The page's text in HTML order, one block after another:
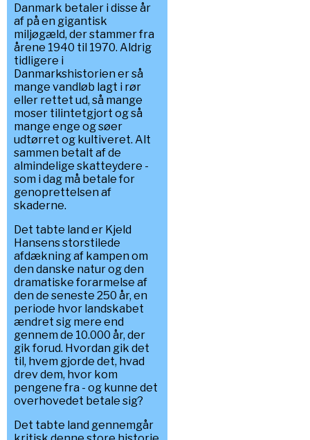
Danmark betaler i disse år
af på en gigantisk
miljøgæld, der stammer fra
årene 1940 til 1970. Aldrig
tidligere i
Danmarkshistorien er så
mange vandløb lagt i rør
eller rettet ud, så mange
moser tilintetgjort og så
mange enge og søer
udtørret og kultiveret. Alt
sammen betalt af de
almindelige skatteydere -
som i dag må betale for
genoprettelsen af
skaderne.
Det tabte land er Kjeld
Hansens storstilede
afdækning af kampen om
den danske natur og den
dramatiske forarmelse af
den de seneste 250 år, en
periode hvor landskabet
ændret sig mere end
gennem de 10.000 år, der
gik forud. Hvordan gik det
til, hvem gjorde det, hvad
drev dem, hvor kom
pengene fra - og kunne det
overhovedet betale sig?
Det tabte land gennemgår